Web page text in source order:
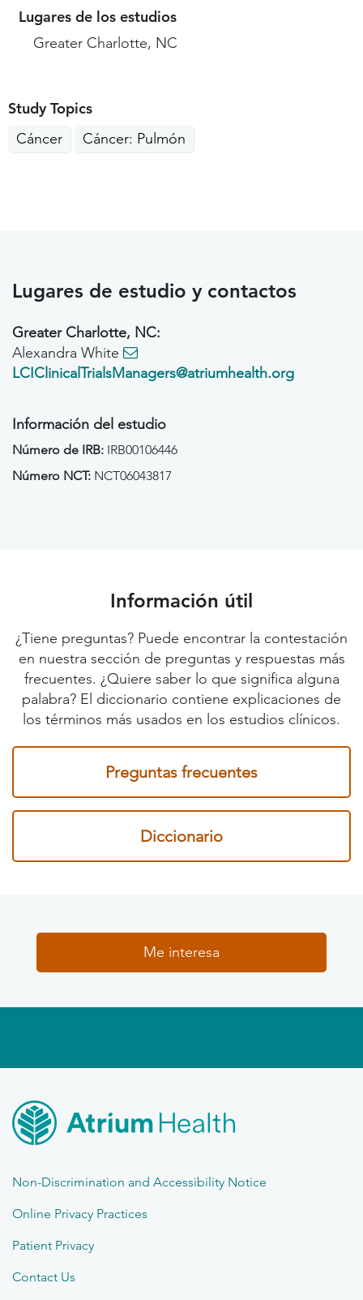
Lugares de los estudios
Greater Charlotte, NC
Study Topics
Cáncer Cáncer: Pulmón
Lugares de estudio y contactos
Greater Charlotte, NC:
Alexandra White
LCIClinicalTrialsManagers@atriumhealth.org
Información del estudio
Número de IRB: IRB00106446
Número NCT: NCT06043817
Información útil
¿Tiene preguntas? Puede encontrar la contestación
en nuestra sección de preguntas y respuestas más
frecuentes. ¿Quiere saber lo que significa alguna
palabra? El diccionario contiene explicaciones de
los términos más usados en los estudios clínicos.
Preguntas frecuentes
Diccionario
Me interesa
Non-Discrimination and Accessibility Notice
Online Privacy Practices
Patient Privacy
Contact Us